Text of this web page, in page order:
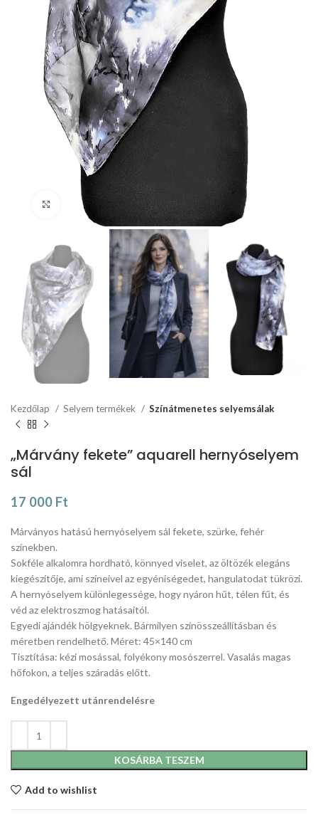
Click to enlarge
Kezdőlap Selyem termékek Színátmenetes selyemsálak
„Márvány fekete” aquarell hernyóselyem
sál
17 000 Ft
Márványos hatású hernyóselyem sál fekete, szürke, fehér
színekben.
Sokféle alkalomra hordható, könnyed viselet, az öltözék elegáns
kiegészítője, ami színeivel az egyéniségedet, hangulatodat tükrözi.
A hernyóselyem különlegessége, hogy nyáron hűt, télen fűt, és
véd az elektroszmog hatásaitól.
Egyedi ajándék hölgyeknek. Bármilyen színösszeállításban és
méretben rendelhető. Méret: 45×140 cm
Tisztítása: kézi mosással, folyékony mosószerrel. Vasalás magas
hőfokon, a teljes száradás előtt.
Engedélyezett utánrendelésre
KOSÁRBA TESZEM
Add to wishlist